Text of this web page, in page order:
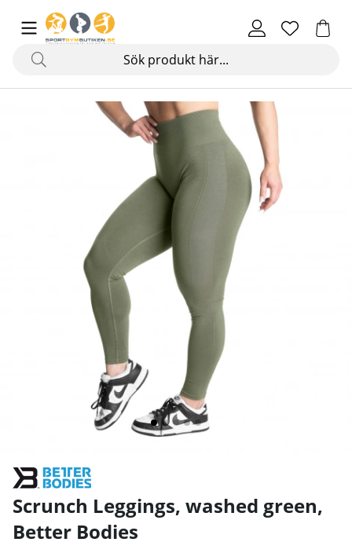
Produktbilder Scrunch Leggings, washed green
Scrunch Leggings, washed green,
Better Bodies